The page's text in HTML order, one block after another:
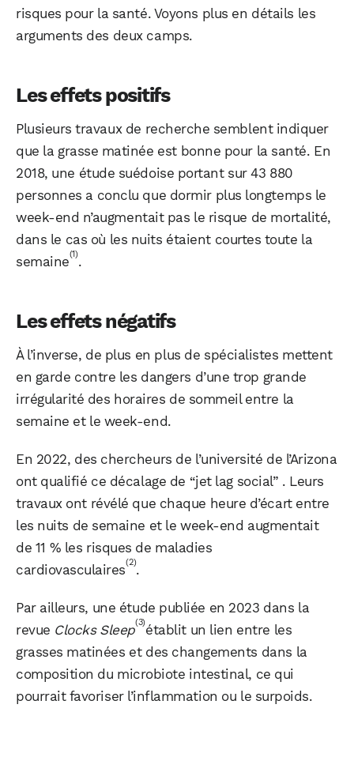
risques pour la santé. Voyons plus en détails les
arguments des deux camps.
Les effets positifs
Plusieurs travaux de recherche semblent indiquer
que la grasse matinée est bonne pour la santé. En
2018, une étude suédoise portant sur 43 880
personnes a conclu que dormir plus longtemps le
week-end n’augmentait pas le risque de mortalité,
dans le cas où les nuits étaient courtes toute la
semaine(1).
Les effets négatifs
À l’inverse, de plus en plus de spécialistes mettent
en garde contre les dangers d’une trop grande
irrégularité des horaires de sommeil entre la
semaine et le week-end.
En 2022, des chercheurs de l’université de l’Arizona
ont qualifié ce décalage de “jet lag social” . Leurs
travaux ont révélé que chaque heure d’écart entre
les nuits de semaine et le week-end augmentait
de 11 % les risques de maladies
cardiovasculaires(2).
Par ailleurs, une étude publiée en 2023 dans la
revue Clocks Sleep(3)établit un lien entre les
grasses matinées et des changements dans la
composition du microbiote intestinal, ce qui
pourrait favoriser l’inflammation ou le surpoids.